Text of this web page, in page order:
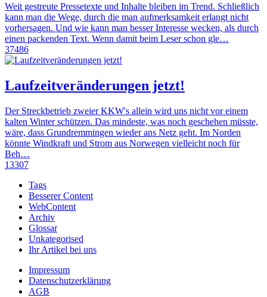
Weit gestreute Pressetexte und Inhalte bleiben im Trend. Schließlich
kann man die Wege, durch die man aufmerksamkeit erlangt nicht
vorhersagen. Und wie kann man besser Interesse wecken, als durch
einen packenden Text. Wenn damit beim Leser schon gle…
37486
Laufzeitveränderungen jetzt!
Der Streckbetrieb zweier KKW's allein wird uns nicht vor einem
kalten Winter schützen. Das mindeste, was noch geschehen müsste,
wäre, dass Grundremmingen wieder ans Netz geht. Im Norden
könnte Windkraft und Strom aus Norwegen vielleicht noch für
Beh…
13307
Tags
Besserer Content
WebContent
Archiv
Glossar
Unkategorised
Ihr Artikel bei uns
Impressum
Datenschutzerklärung
AGB